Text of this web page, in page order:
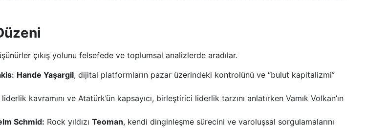
çıkış yolunu felsefede ve toplumsal analizlerde aradılar.
Hande Yaşargil, dijital platformların pazar üzerindeki kontrolünü ve “bulut kapitalizmi”
liderlik kavramını ve Atatürk’ün kapsayıcı, birleştirici liderlik tarzını anlatırken Vamık Volkan’ın
Schmid: Rock yıldızı Teoman, kendi dinginleşme sürecini ve varoluşsal sorgulamalarını